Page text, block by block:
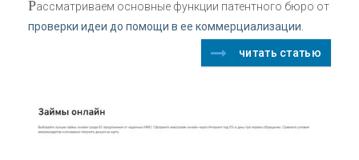
Рассматриваем основные функции патентного бюро от
проверки идеи до помощи в ее коммерциализации.
читать статью